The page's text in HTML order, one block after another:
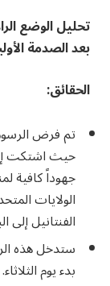
تحليل الوضع
بعد الصدمة
الحقائق:
تم فرض
حيث اشتكت
جهوداً كافية
الولايات
الفنتانيل إلى
ستدخل هذه
بدء يوم الثلاثاء.